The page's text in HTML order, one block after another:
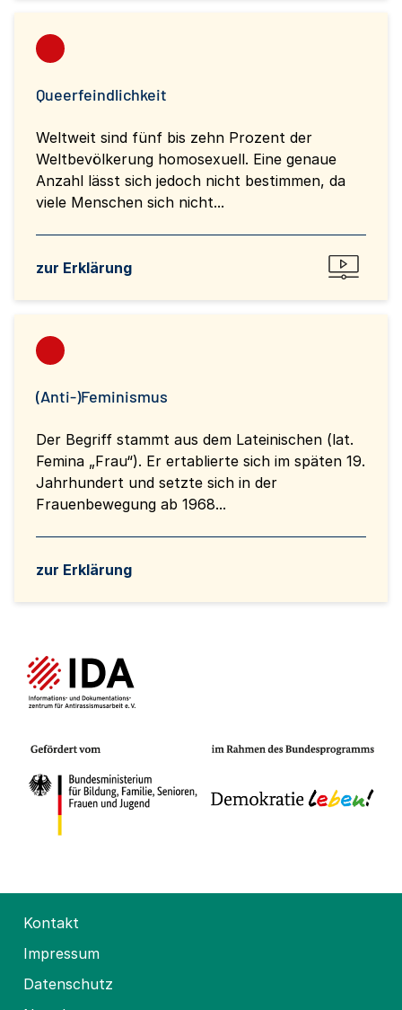
Queerfeindlichkeit
Weltweit sind fünf bis zehn Prozent der
Weltbevölkerung homosexuell. Eine genaue
Anzahl lässt sich jedoch nicht bestimmen, da
viele Menschen sich nicht...
zur Erklärung
(Anti-)Feminismus
Der Begriff stammt aus dem Lateinischen (lat.
Femina „Frau“). Er ertablierte sich im späten 19.
Jahrhundert und setzte sich in der
Frauenbewegung ab 1968...
zur Erklärung
Kontakt
Impressum
Datenschutz